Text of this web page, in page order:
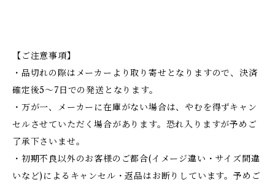
【ご注意事項】
・品切れの際はメーカーより取り寄せとなりますので、決済
確定後5～7日での発送となります。
・万が一、メーカーに在庫がない場合は、やむを得ずキャン
セルさせていただく場合があります。恐れ入りますが予めご
了承下さいませ。
・初期不良以外のお客様のご都合(イメージ違い・サイズ間違
いなど)によるキャンセル・返品はお断りしています。予めご